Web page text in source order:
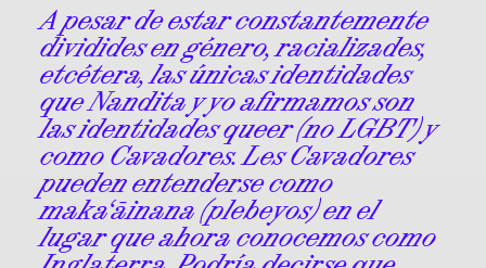
A pesar de estar constantemente
dividides en género, racializades,
etcétera, las únicas identidades
que Nandita y yo afirmamos son
las identidades queer (no LGBT) y
como Cavadores. Les Cavadores
pueden entenderse como
maka‘āinana (plebeyos) en el
lugar que ahora conocemos como